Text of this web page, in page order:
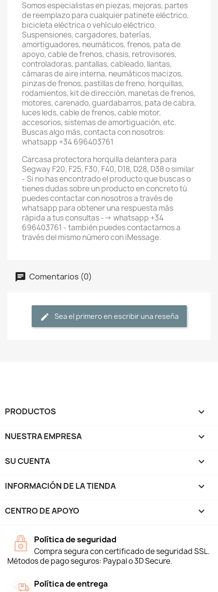
Somos especialistas en piezas, mejoras, partes
de reemplazo para cualquier patinete eléctrico,
bicicleta eléctrica o vehículo eléctrico.
Suspensiones, cargadores, baterías,
amortiguadores, neumáticos, frenos, pata de
apoyo, cable de frenos, chasis, retrovisores,
controladoras, pantallas, cableado, llantas,
cámaras de aire interna, neumáticos macizos,
pinzas de frenos, pastillas de freno, horquillas,
rodamientos, kit de dirección, manetas de frenos,
motores, carenado, guardabarros, pata de cabra,
luces leds, cable de frenos, cable motor,
accesorios, sistemas de amortiguación, etc.
Buscas algo más, contacta con nosotros:
whatsapp +34 696403761
Carcasa protectora horquilla delantera para
Segway F20, F25, F30, F40, D18, D28, D38 o similar
- Si no has encontrado el producto que buscas o
tienes dudas sobre un producto en concreto tú
puedes contactar con nosotros a través de
whatsapp para obtener una respuesta más
rápida a tus consultas --> whatsapp +34
696403761 - también puedes contactarnos a
través del mismo número con iMessage.
Comentarios (0)
Sea el primero en escribir una reseña
PRODUCTOS 
NUESTRA EMPRESA 
SU CUENTA 
INFORMACIÓN DE LA TIENDA keyboard_arrow_down
CENTRO DE APOYO 
Política de seguridad
Compra segura con certificado de seguridad SSL.
Métodos de pago seguros: Paypal o 3D Secure.
Política de entrega